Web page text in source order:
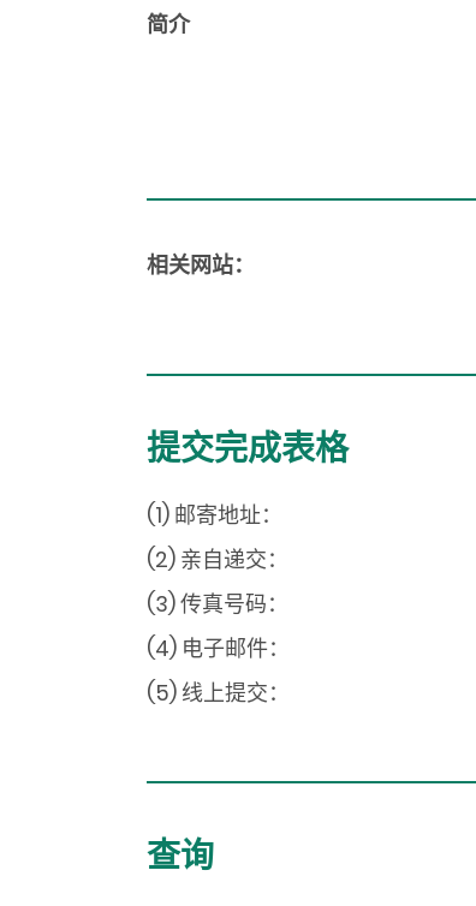
简介
相关网站：
提交完成表格
(1) 邮寄地址：
(2) 亲自递交：
(3) 传真号码：
(4) 电子邮件：
(5) 线上提交：
查询